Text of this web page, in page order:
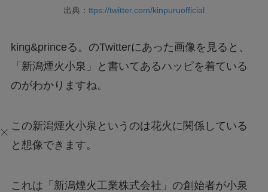
出典： ttps://twitter.com/kinpuruofficial
king&princeる。のTwitterにあった画像を見ると、
「新潟煙火小泉」と書いてあるハッピを着ている
のがわかりますね。
この新潟煙火小泉というのは花火に関係している
と想像できます。
これは「新潟煙火工業株式会社」の創始者が小泉